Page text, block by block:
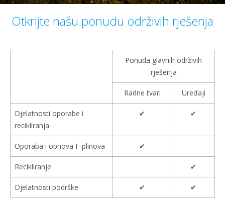
Otkrijte našu ponudu održivih rješenja
Ponuda glavnih održivih
rješenja
Radne tvari Uređaji
Djelatnosti oporabe i
recikliranja
✔ ✔
Oporaba i obnova F-plinova ✔
Recikliranje ✔
Djelatnosti podrške ✔ ✔